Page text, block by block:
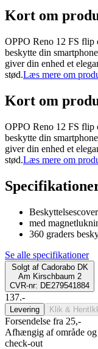
Kort om
OPPO Reno 12 FS flip
beskytte din
giver din enhed et
stød.Læs mere om
Kort om
OPPO Reno 12 FS flip
beskytte din
giver din enhed et
stød.Læs mere om
med
360 graders
Se alle specifikationer
Solgt af Cadorabo DK
Am Kirschbaum 2
CVR-nr: DE279541884
137.-
Levering Klik & Hent
Forsendelse fra 25,-
Afhængig af område og
check-out